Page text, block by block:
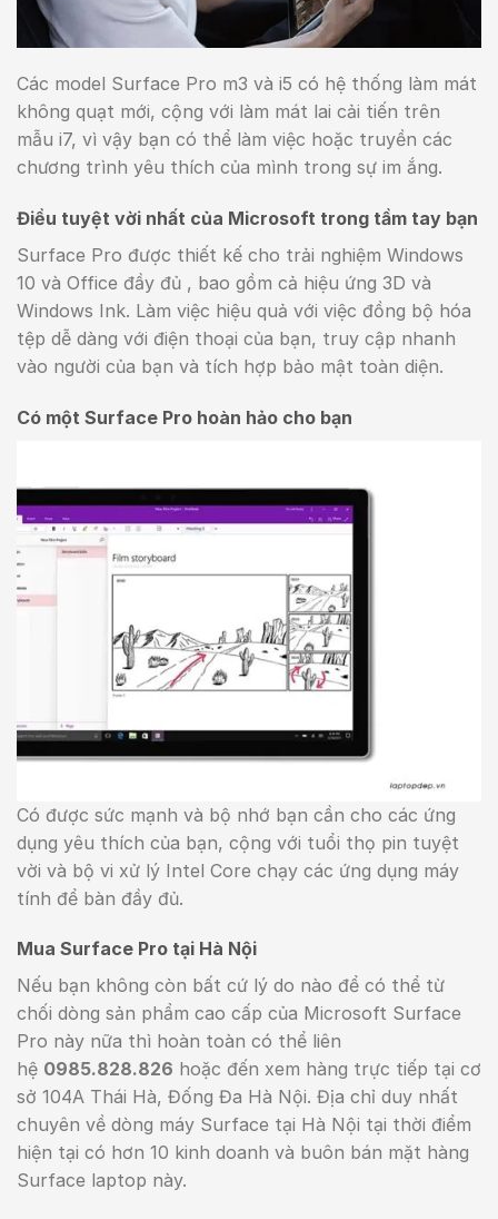
Các model Surface Pro m3 và i5 có hệ thống làm mát
không quạt mới, cộng với làm mát lai cải tiến trên
mẫu i7, vì vậy bạn có thể làm việc hoặc truyền các
chương trình yêu thích của mình trong sự im ắng.
Điều tuyệt vời nhất của Microsoft trong tầm tay bạn
Surface Pro được thiết kế cho trải nghiệm Windows
10 và Office đầy đủ , bao gồm cả hiệu ứng 3D và
Windows Ink. Làm việc hiệu quả với việc đồng bộ hóa
tệp dễ dàng với điện thoại của bạn, truy cập nhanh
vào người của bạn và tích hợp bảo mật toàn diện.
Có một Surface Pro hoàn hảo cho bạn
Có được sức mạnh và bộ nhớ bạn cần cho các ứng
dụng yêu thích của bạn, cộng với tuổi thọ pin tuyệt
vời và bộ vi xử lý Intel Core chạy các ứng dụng máy
tính để bàn đầy đủ.
Mua Surface Pro tại Hà Nội
Nếu bạn không còn bất cứ lý do nào để có thể từ
chối dòng sản phẩm cao cấp của Microsoft Surface
Pro này nữa thì hoàn toàn có thể liên
hệ 0985.828.826 hoặc đến xem hàng trực tiếp tại cơ
sở 104A Thái Hà, Đống Đa Hà Nội. Địa chỉ duy nhất
chuyên về dòng máy Surface tại Hà Nội tại thời điểm
hiện tại có hơn 10 kinh doanh và buôn bán mặt hàng
Surface laptop này.